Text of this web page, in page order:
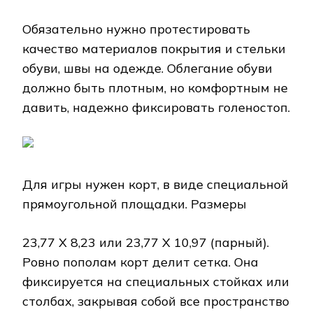
Обязательно нужно протестировать
качество материалов покрытия и стельки
обуви, швы на одежде. Облегание обуви
должно быть плотным, но комфортным не
давить, надежно фиксировать голеностоп.
Для игры нужен корт, в виде специальной
прямоугольной площадки. Размеры
23,77 Х 8,23 или 23,77 Х 10,97 (парный).
Ровно пополам корт делит сетка. Она
фиксируется на специальных стойках или
столбах, закрывая собой все пространство